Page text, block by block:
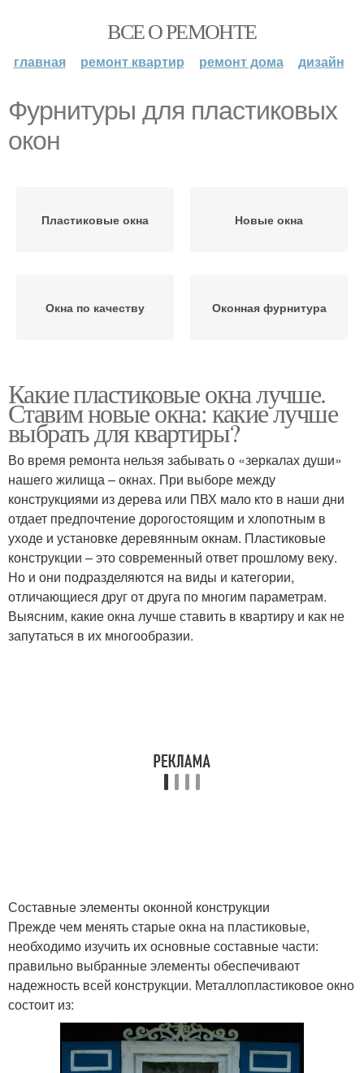
ВСЕ О РЕМОНТЕ
главная ремонт квартир ремонт дома дизайн
Фурнитуры для пластиковых
окон
Пластиковые окна Новые окна
Окна по качеству Оконная фурнитура
Какие пластиковые окна лучше.
Ставим новые окна: какие лучше
выбрать для квартиры?
Во время ремонта нельзя забывать о «зеркалах души»
нашего жилища – окнах. При выборе между
конструкциями из дерева или ПВХ мало кто в наши дни
отдает предпочтение дорогостоящим и хлопотным в
уходе и установке деревянным окнам. Пластиковые
конструкции – это современный ответ прошлому веку.
Но и они подразделяются на виды и категории,
отличающиеся друг от друга по многим параметрам.
Выясним, какие окна лучше ставить в квартиру и как не
запутаться в их многообразии.
Составные элементы оконной конструкции
Прежде чем менять старые окна на пластиковые,
необходимо изучить их основные составные части:
правильно выбранные элементы обеспечивают
надежность всей конструкции. Металлопластиковое окно
состоит из: